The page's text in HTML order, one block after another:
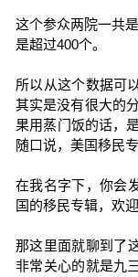
这个参众两院一共
是超过400个。
所以从这个数据可
其实是没有很大的
果用蒸门饭的话，
随口说，美国移民
在我名字下，你会
国的移民专辑，欢
那这里面就聊到了
非常关心的就是九